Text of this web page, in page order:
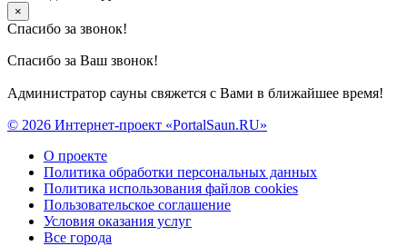
×
Спасибо за звонок!
Спасибо за Ваш звонок!
Администратор сауны свяжется с Вами в ближайшее время!
© 2026 Интернет-проект «PortalSaun.RU»
О проекте
Политика обработки персональных данных
Политика использования файлов cookies
Пользовательское соглашение
Условия оказания услуг
Все города